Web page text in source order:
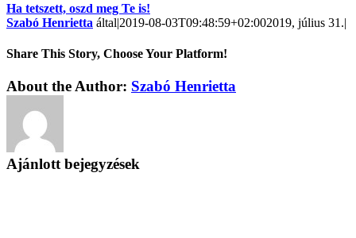
Ha tetszett, oszd meg Te is!
Szabó Henrietta által|2019-08-03T09:48:59+02:002019, július 31.|
Share This Story, Choose Your Platform!
About the Author: Szabó Henrietta
Ajánlott bejegyzések